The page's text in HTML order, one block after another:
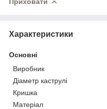
Характеристики
Основні
Виробник
Діаметр каструлі
Кришка
Матеріал